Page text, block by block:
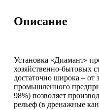
Описание
Установка «Диамант»
хозяйственно-бытовых
достаточно широка – от
промышленного
98%) позволяет
рельеф (в дренажные